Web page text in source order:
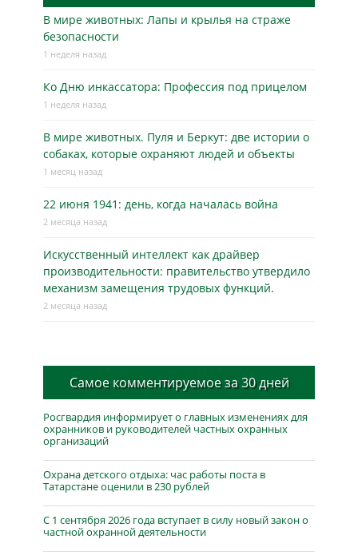
В мире животных: Лапы и крылья на страже
безопасности
1 неделя назад
Ко Дню инкассатора: Профессия под прицелом
1 неделя назад
В мире животных. Пуля и Беркут: две истории о
собаках, которые охраняют людей и объекты
1 месяц назад
22 июня 1941: день, когда началась война
2 месяца назад
Искусственный интеллект как драйвер
производительности: правительство утвердило
механизм замещения трудовых функций.
2 месяца назад
Самое комментируемое за 30 дней
Росгвардия информирует о главных изменениях для
охранников и руководителей частных охранных
организаций
Охрана детского отдыха: час работы поста в
Татарстане оценили в 230 рублей
С 1 сентября 2026 года вступает в силу новый закон о
частной охранной деятельности